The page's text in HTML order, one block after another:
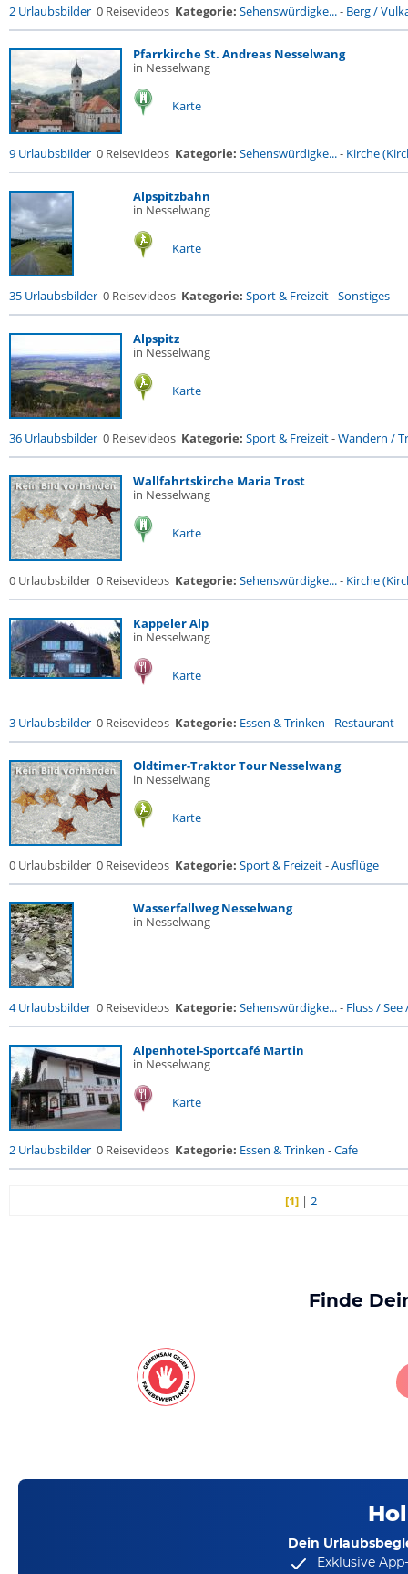
2 Urlaubsbilder 0 Reisevideos Kategorie: Sehenswürdigke...- Berg /
Pfarrkirche St. Andreas Nesselwang
in Nesselwang
Karte
9 Urlaubsbilder 0 Reisevideos Kategorie: Sehenswürdigke...- Kirche
Alpspitzbahn
in Nesselwang
Karte
35 Urlaubsbilder 0 Reisevideos Kategorie: Sport & Freizeit-Sonstiges
Alpspitz
in Nesselwang
Karte
36 Urlaubsbilder 0 Reisevideos Kategorie: Sport & Freizeit-Wandern /
Wallfahrtskirche Maria Trost
in Nesselwang
Karte
0 Urlaubsbilder 0 Reisevideos Kategorie: Sehenswürdigke...- Kirche
Kappeler Alp
in Nesselwang
Karte
3 Urlaubsbilder 0 Reisevideos Kategorie: Essen & Trinken - Restaurant
Oldtimer-Traktor Tour Nesselwang
in Nesselwang
Karte
0 Urlaubsbilder 0 Reisevideos Kategorie: Sport & Freizeit-Ausflüge
Wasserfallweg Nesselwang
in Nesselwang
4 Urlaubsbilder 0 Reisevideos Kategorie: Sehenswürdigke...- Fluss / See
Alpenhotel-Sportcafé Martin
in Nesselwang
Karte
2 Urlaubsbilder 0 Reisevideos Kategorie: Essen & Trinken -Cafe
[1] |2
Finde
Dein
Exklusive